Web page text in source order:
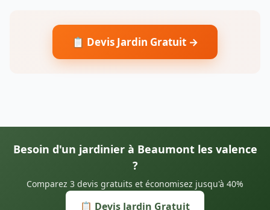
📋 Devis Jardin Gratuit →
Besoin d'un jardinier à Beaumont les valence
?
Comparez 3 devis gratuits et économisez jusqu'à 40%
📋 Devis Jardin Gratuit